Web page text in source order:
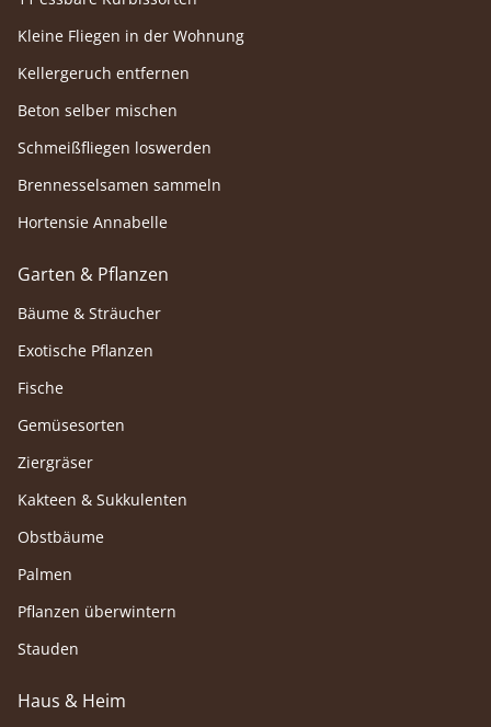
Kleine Fliegen in der Wohnung
Kellergeruch entfernen
Beton selber mischen
Schmeißfliegen loswerden
Brennesselsamen sammeln
Hortensie Annabelle
Garten & Pflanzen
Bäume & Sträucher
Exotische Pflanzen
Fische
Gemüsesorten
Ziergräser
Kakteen & Sukkulenten
Obstbäume
Palmen
Pflanzen überwintern
Stauden
Haus & Heim